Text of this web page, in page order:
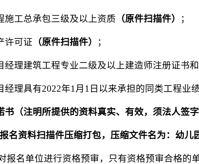
施工总承包三级及以上资质 （原件扫描件） ；
许可证 （原件扫描件） ；
经理建筑工程专业二级及以上建造师注册证书
经理具有2022年1月1日以来承担的同类工程业
书（注明所提供的资料真实、有效，须法人签字
名资料扫描件压缩打包，压缩文件名为： 幼儿
报名单位进行资格预审，只有资格预审合格的